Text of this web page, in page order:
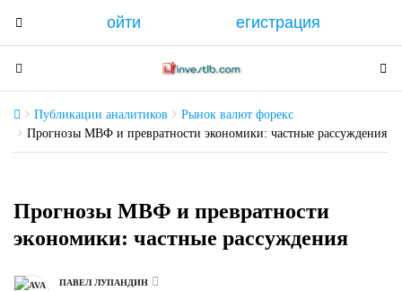
T
o
g
l
e
n
i
g
t
ойти егистрация
T
o
g
g
l
a
v
g
T
o
g
l
Публикации аналитиков
Рынок валют форекс
Прогнозы МВФ и превратности экономики: частные рассуждения
Прогнозы МВФ и превратности
экономики: частные рассуждения
ПАВЕЛ ЛУПАНДИН